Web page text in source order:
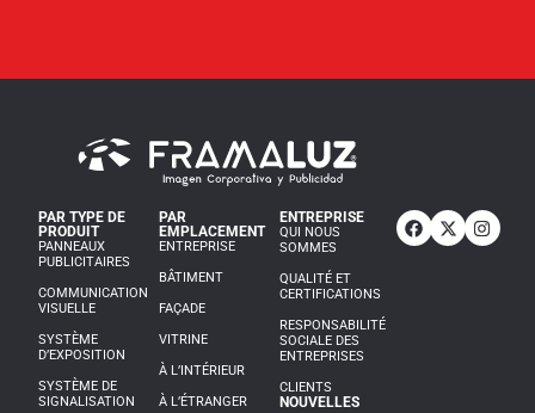
PAR TYPE DE
PRODUIT
PANNEAUX
PUBLICITAIRES
COMMUNICATION
VISUELLE
SYSTÈME
D’EXPOSITION
SYSTÈME DE
SIGNALISATION
PAR
EMPLACEMENT
ENTREPRISE
BÂTIMENT
FAÇADE
VITRINE
À L’INTÉRIEUR
À L’ÉTRANGER
ENTREPRISE
QUI NOUS
SOMMES
QUALITÉ ET
CERTIFICATIONS
RESPONSABILITÉ
SOCIALE DES
ENTREPRISES
CLIENTS
NOUVELLES